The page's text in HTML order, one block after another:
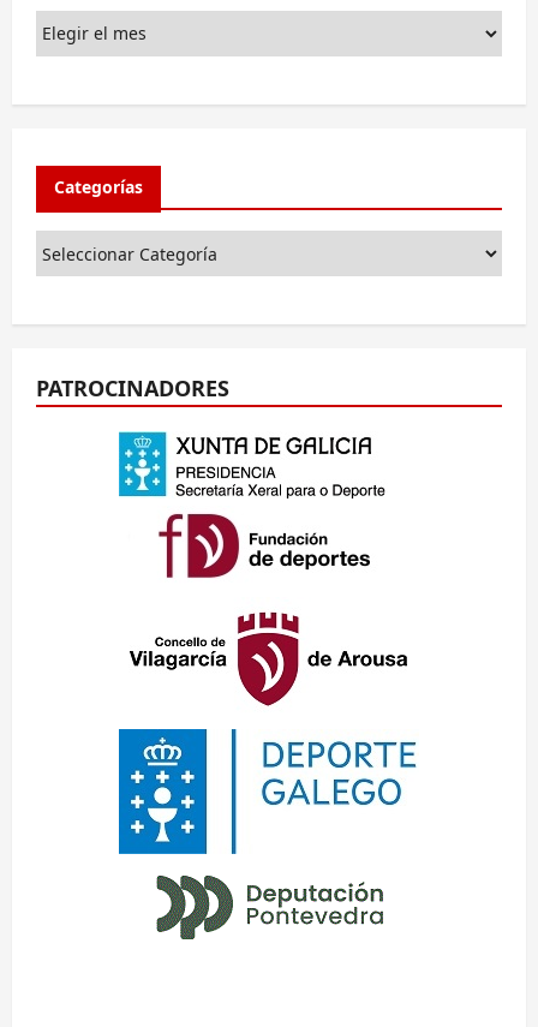
Categorías
PATROCINADORES